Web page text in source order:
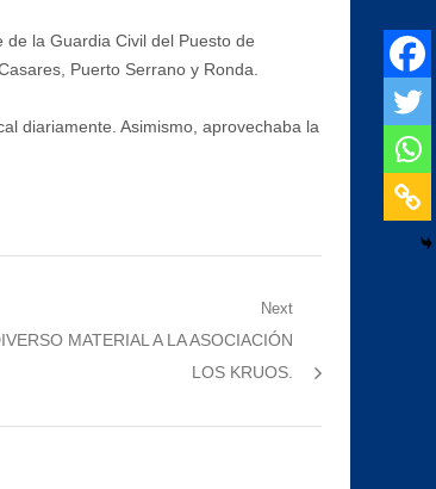
la Guardia Civil del Puesto de
Puerto Serrano y Ronda.
diariamente. Asimismo, aprovechaba la
Next
MATERIAL A LA ASOCIACIÓN
LOS KRUOS.